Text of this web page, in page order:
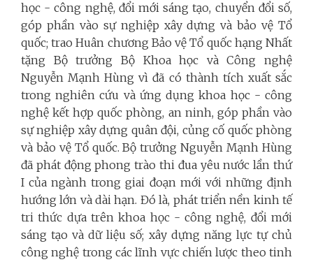
học - công nghệ, đổi mới sáng tạo, chuyển đổi số,
góp phần vào sự nghiệp xây dựng và bảo vệ Tổ
quốc; trao Huân chương Bảo vệ Tổ quốc hạng Nhất
tặng Bộ trưởng Bộ Khoa học và Công nghệ
Nguyễn Mạnh Hùng vì đã có thành tích xuất sắc
trong nghiên cứu và ứng dụng khoa học - công
nghệ kết hợp quốc phòng, an ninh, góp phần vào
sự nghiệp xây dựng quân đội, củng cố quốc phòng
và bảo vệ Tổ quốc. Bộ trưởng Nguyễn Mạnh Hùng
đã phát động phong trào thi đua yêu nước lần thứ
I của ngành trong giai đoạn mới với những định
hướng lớn và dài hạn. Đó là, phát triển nền kinh tế
tri thức dựa trên khoa học - công nghệ, đổi mới
sáng tạo và dữ liệu số; xây dựng năng lực tự chủ
công nghệ trong các lĩnh vực chiến lược theo tinh